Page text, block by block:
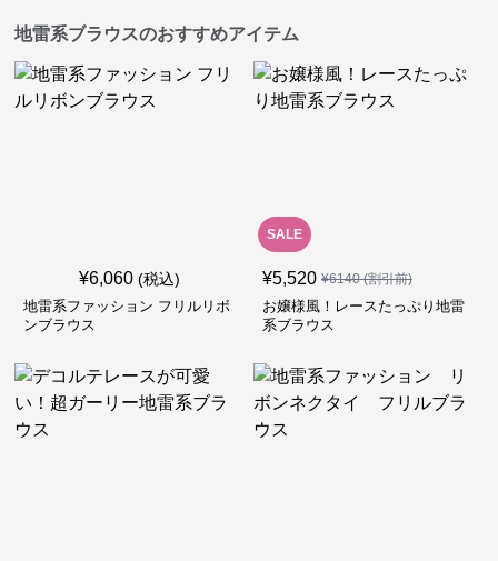
地雷系ブラウスのおすすめアイテム
¥6,060 (税込)
地雷系ファッション フリルリボ
ンブラウス
SALE
¥5,520 ¥6140(割引前)
お嬢様風！レースたっぷり地雷
系ブラウス